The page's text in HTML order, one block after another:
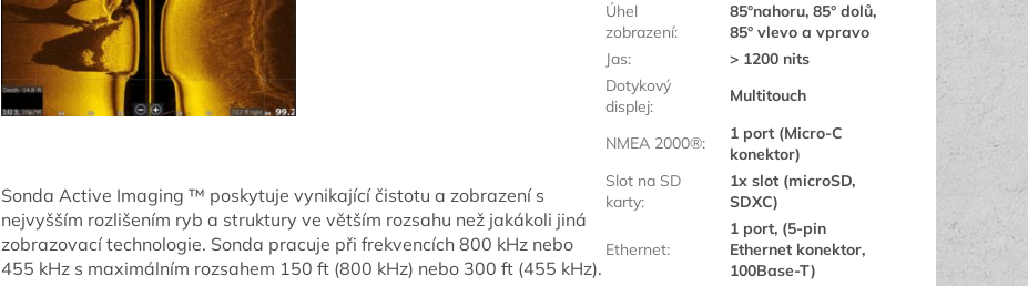
Sonda Active Imaging ™ poskytuje vynikající čistotu a zobrazení s
nejvyšším rozlišením ryb a struktury ve větším rozsahu než jakákoli jiná
zobrazovací technologie. Sonda pracuje při frekvencích 800 kHz nebo
455 kHz s maximálním rozsahem 150 ft (800 kHz) nebo 300 ft (455 kHz).
Úhel
zobrazení:
85°nahoru, 85° dolů,
85° vlevo a vpravo
Jas:
> 1200 nits
Dotykový
displej:
Multitouch
NMEA 2000®:
1 port (Micro-C
konektor)
Slot na SD
karty:
1x slot (microSD,
SDXC)
Ethernet:
1 port, (5-pin
Ethernet konektor,
100Base-T)